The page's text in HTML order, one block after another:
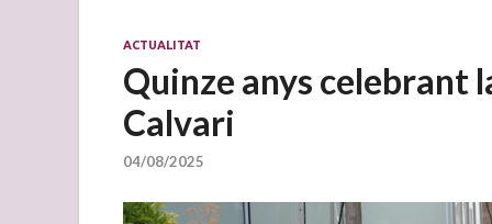
ACTUALITAT
Quinze anys celebrant
Calvari
04/08/2025